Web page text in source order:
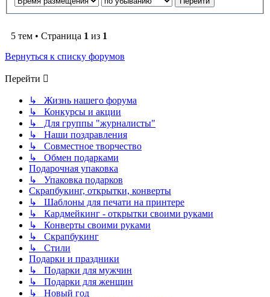
5 тем • Страница 1 из 1
Вернуться к списку форумов
Перейти
↳ Жизнь нашего форума
↳ Конкурсы и акции
↳ Для группы "журналисты"
↳ Наши поздравления
↳ Совместное творчество
↳ Обмен подарками
Подарочная упаковка
↳ Упаковка подарков
Скрапбукинг, открытки, конверты
↳ Шаблоны для печати на принтере
↳ Кардмейкинг - открытки своими руками
↳ Конверты своими руками
↳ Скрапбукинг
↳ Стили
Подарки и праздники
↳ Подарки для мужчин
↳ Подарки для женщин
↳ Новый год